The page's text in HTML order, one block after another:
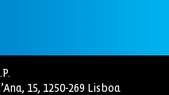
15, 1250-269 Lisboa